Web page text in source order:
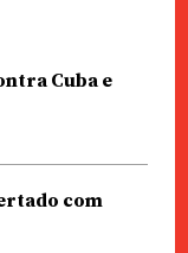
Cuba e
com